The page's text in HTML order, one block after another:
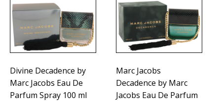
Divine Decadence by
Marc Jacobs Eau De
Parfum Spray 100 ml
Marc Jacobs
Decadence by Marc
Jacobs Eau De Parfum